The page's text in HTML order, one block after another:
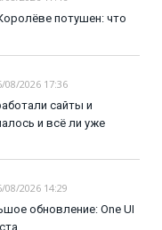
потушен: что
08/2026 17:36
сайты и
и всё ли уже
08/2026 14:29
обновление: One UI